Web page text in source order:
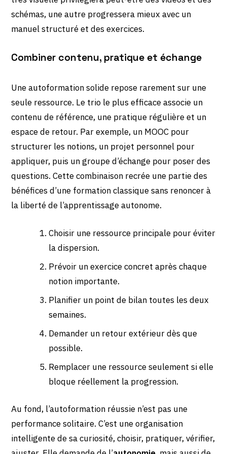
schémas, une autre progressera mieux avec un
manuel structuré et des exercices.
Combiner contenu, pratique et échange
Une autoformation solide repose rarement sur une
seule ressource. Le trio le plus efficace associe un
contenu de référence, une pratique régulière et un
espace de retour. Par exemple, un MOOC pour
structurer les notions, un projet personnel pour
appliquer, puis un groupe d’échange pour poser des
questions. Cette combinaison recrée une partie des
bénéfices d’une formation classique sans renoncer à
la liberté de l’apprentissage autonome.
Choisir une ressource principale pour éviter
la dispersion.
Prévoir un exercice concret après chaque
notion importante.
Planifier un point de bilan toutes les deux
semaines.
Demander un retour extérieur dès que
possible.
Remplacer une ressource seulement si elle
bloque réellement la progression.
Au fond, l’autoformation réussie n’est pas une
performance solitaire. C’est une organisation
intelligente de sa curiosité, choisir, pratiquer, vérifier,